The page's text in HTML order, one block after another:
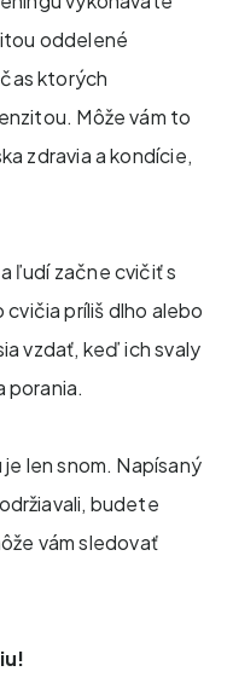
oddelené
ktorých
Môže vám to
zdravia a kondície,
ľudí začne cvičiť s
príliš dlho alebo
vzdať, keď ich svaly
porania.
len snom. Napísaný
budete
vám sledovať